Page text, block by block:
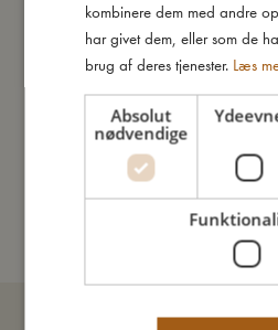
Puslepude - Stone grey
kombinere dem med andre
har givet dem, eller som de
brug af deres tjenester. Læs
Absolut
nødvendige